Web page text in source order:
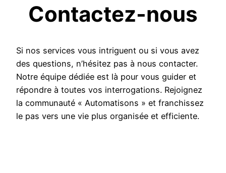
Contactez-nous
Si nos services vous intriguent ou si vous avez
des questions, n’hésitez pas à nous contacter.
Notre équipe dédiée est là pour vous guider et
répondre à toutes vos interrogations. Rejoignez
la communauté « Automatisons » et franchissez
le pas vers une vie plus organisée et efficiente.